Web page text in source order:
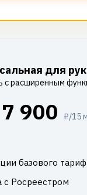
для
с расширенным
7 900 ₽/15
базового
с Росреестром